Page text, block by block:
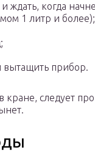
ждать, когда
1 литр и более);
вытащить прибор.
кране, следует